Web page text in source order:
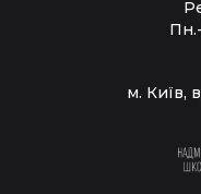
м. Київ,